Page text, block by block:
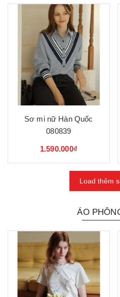
Sơ mi nữ Hàn Quốc
080839
1.590.000₫
Load thêm
ÁO